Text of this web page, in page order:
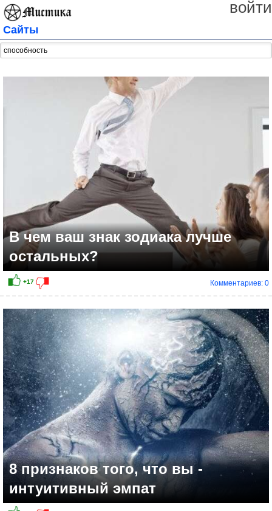
войти
Сайты
В чем ваш знак зодиака лучше
остальных?
Комментариев: 0
8 признаков того, что вы -
интуитивный эмпат